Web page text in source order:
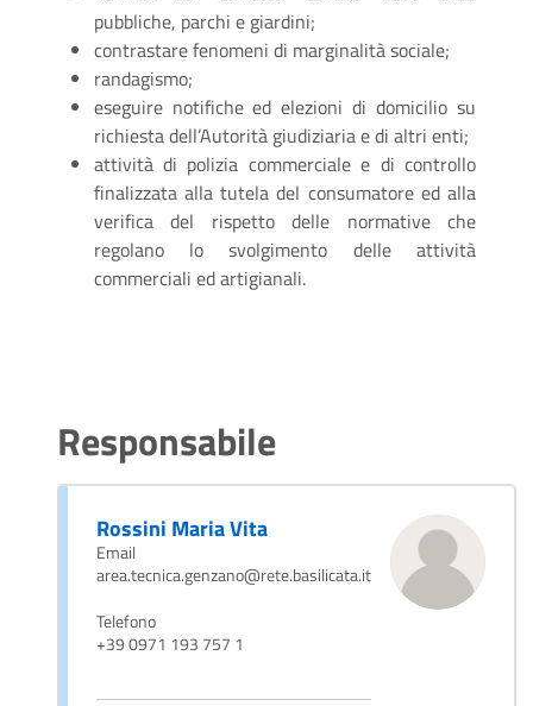
pubbliche, parchi e giardini;
contrastare fenomeni di marginalità sociale;
randagismo;
eseguire notifiche ed elezioni di domicilio su
richiesta dell’Autorità giudiziaria e di altri enti;
attività di polizia commerciale e di controllo
finalizzata alla tutela del consumatore ed alla
verifica del rispetto delle normative che
regolano lo svolgimento delle attività
commerciali ed artigianali.
Responsabile
Rossini Maria Vita
Email
area.tecnica.genzano@rete.basilicata.it
Telefono
+39 0971 193 757 1